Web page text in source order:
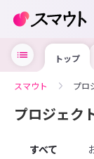
トップ
スマウト プロ
プロジェク
すべて